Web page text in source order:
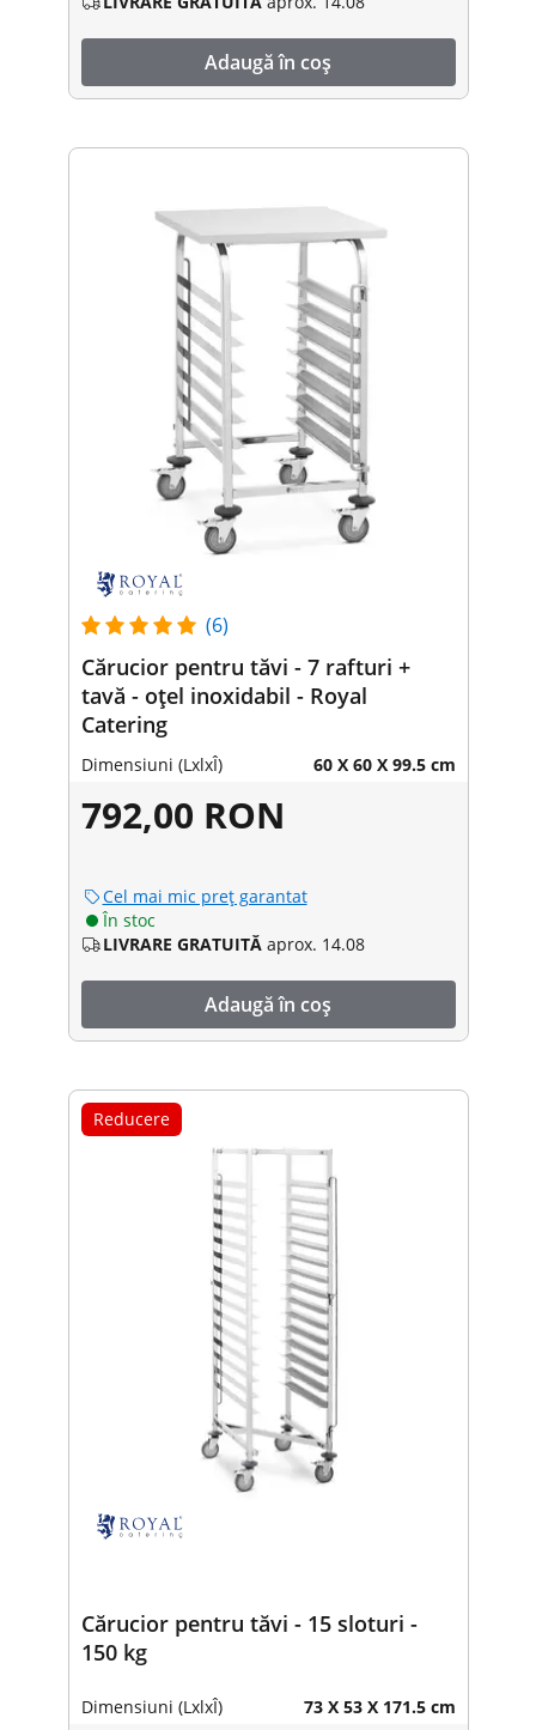
Adaugă în coș
(6)
Cărucior pentru tăvi - 7 rafturi +
tavă - oțel inoxidabil - Royal
Catering
Dimensiuni (LxlxÎ) 60 X 60 X 99.5 cm
792,00 RON
Cel mai mic preț garantat
În stoc
LIVRARE GRATUITĂ aprox. 14.08
Adaugă în coș
Reducere
Cărucior pentru tăvi - 15 sloturi -
150 kg
Dimensiuni (LxlxÎ) 73 X 53 X 171.5 cm